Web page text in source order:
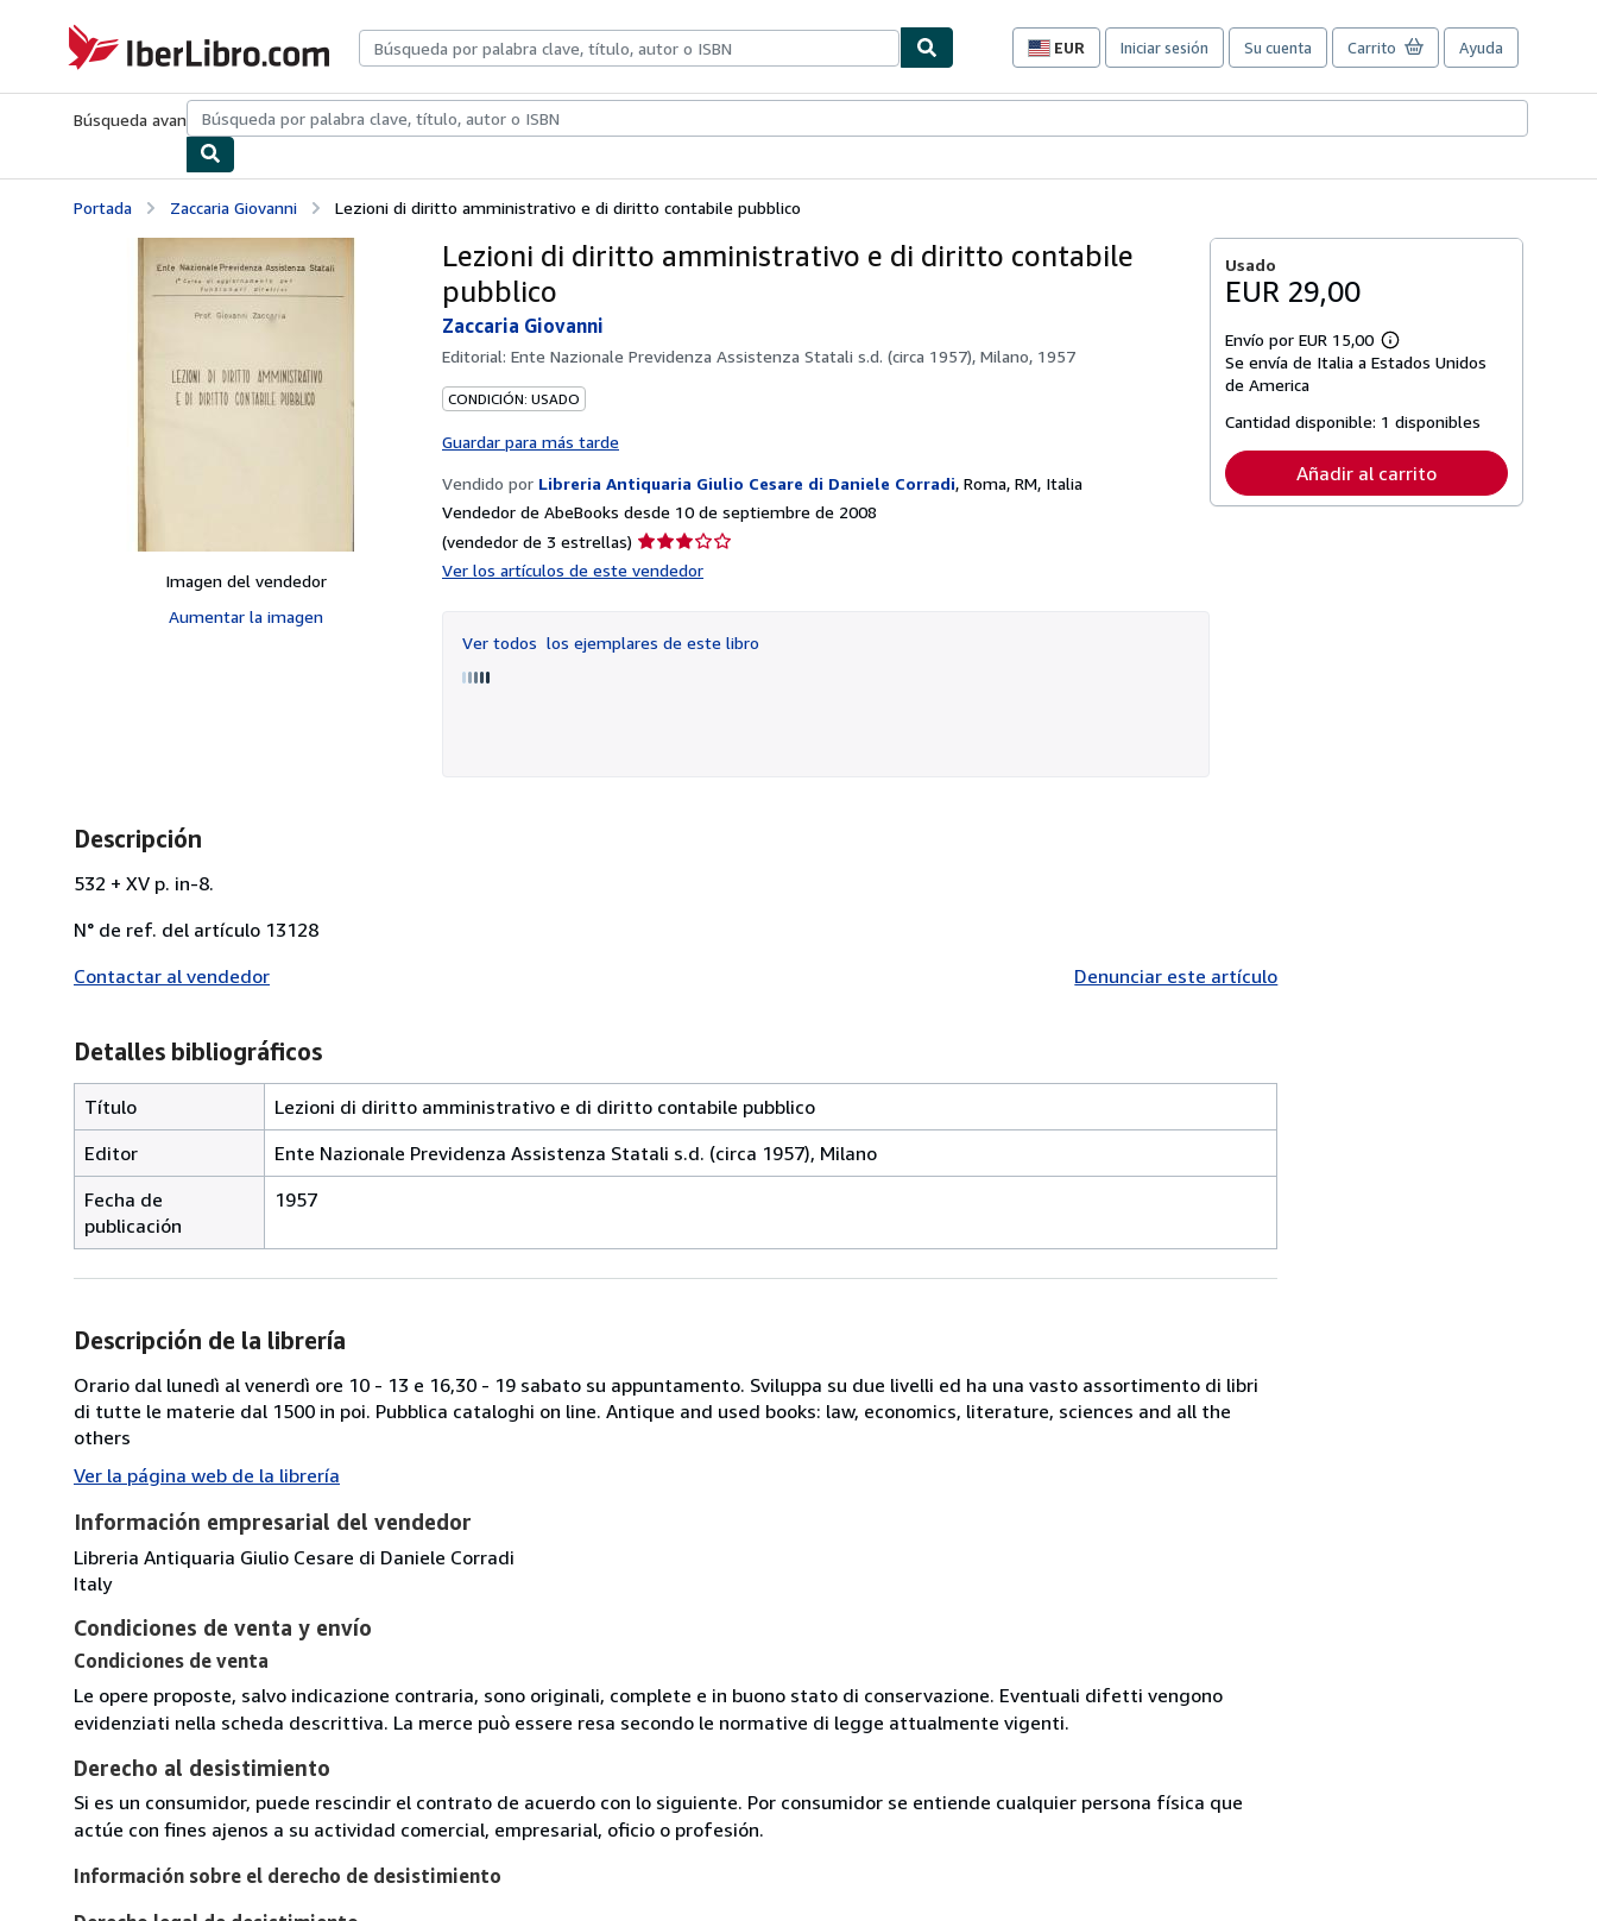
IberLibro.com
EUR
Preferencias
compra
sitio.
Iniciar sesión Su cuenta Carrito Ayuda
Búsqueda avanzadaColecciones Libros antiguosArte y coleccionismo
Portada Zaccaria Giovanni Lezioni di diritto amministrativo e di diritto contabile pubblico
Imagen del vendedor
Aumentar la imagen
Lezioni di diritto amministrativo e di diritto contabile
pubblico
Zaccaria Giovanni
Editorial: Ente Nazionale Previdenza Assistenza Statali s.d. (circa 1957), Milano, 1957
CONDICIÓN: USADO
Guardar para más tarde
Vendido por Libreria Antiquaria Giulio Cesare di Daniele Corradi, Roma, RM, Italia
Vendedor de AbeBooks desde 10 de septiembre de 2008
(vendedor de 3 estrellas) Calificación
Ver los artículos de este vendedor
Ver todos los ejemplares de este libro
Usado
EUR 29,00
Envío por EUR 15,00
Más
información
tarifas
envío
Se envía de Italia a Estados Unidos
de America
Cantidad disponible: 1 disponibles
Añadir al carrito
Descripción
532 + XV p. in-8.
N° de ref. del artículo 13128
Contactar al vendedor
Denunciar este artículo
Detalles bibliográficos
Título
Lezioni di diritto amministrativo e di diritto contabile pubblico
Editor
Ente Nazionale Previdenza Assistenza Statali s.d. (circa 1957), Milano
Fecha de
publicación
1957
Descripción de la librería
Orario dal lunedì al venerdì ore 10 - 13 e 16,30 - 19 sabato su appuntamento. Sviluppa su due livelli ed ha una vasto assortimento di libri
di tutte le materie dal 1500 in poi. Pubblica cataloghi on line. Antique and used books: law, economics, literature, sciences and all the
others
Ver la página web de la librería
Información empresarial del vendedor
Libreria Antiquaria Giulio Cesare di Daniele Corradi
Italy
Condiciones de venta y envío
Condiciones de venta
Le opere proposte, salvo indicazione contraria, sono originali, complete e in buono stato di conservazione. Eventuali difetti vengono
evidenziati nella scheda descrittiva. La merce può essere resa secondo le normative di legge attualmente vigenti.
Derecho al desistimiento
Si es un consumidor, puede rescindir el contrato de acuerdo con lo siguiente. Por consumidor se entiende cualquier persona física que
actúe con fines ajenos a su actividad comercial, empresarial, oficio o profesión.
Información sobre el derecho de desistimiento